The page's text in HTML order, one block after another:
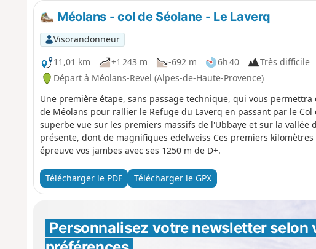
Méolans - col de Séolane - Le Laverq
Visorandonneur
11,01 km
+1 243 m -692 m 6h 40
Très difficile
Départ à Méolans-Revel (Alpes-de-Haute-Provence)
Une première étape, sans passage technique, qui vous
de Méolans pour rallier le Refuge du Laverq en passant par le Col
superbe vue sur les premiers massifs de l'Ubbaye et sur la vallée
présente, dont de magnifiques edelweiss Ces premiers
épreuve vos jambes avec ses 1250 m de D+.
Télécharger le PDF Télécharger le GPX
Personnalisez votre newsletter selon